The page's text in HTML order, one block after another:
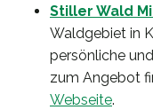
Stiller Wald
Waldgebiet in
persönliche
zum Angebot
Webseite.